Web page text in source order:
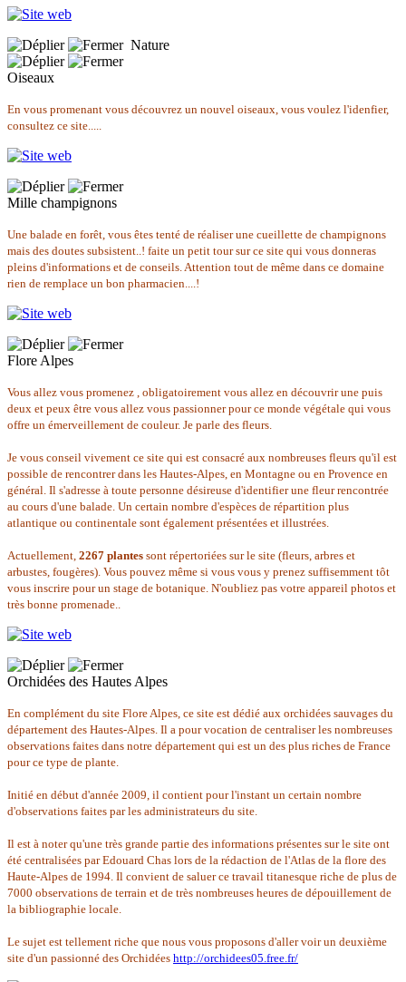
Nature
Oiseaux
En vous promenant vous découvrez un nouvel oiseaux, vous voulez l'idenfier,
consultez ce site.....
Mille champignons
Une balade en forêt, vous êtes tenté de réaliser une cueillette de champignons
mais des doutes subsistent..! faite un petit tour sur ce site qui vous donneras
pleins d'informations et de conseils. Attention tout de même dans ce domaine
rien de remplace un bon pharmacien....!
Flore Alpes
Vous allez vous promenez , obligatoirement vous allez en découvrir une puis
deux et peux être vous allez vous passionner pour ce monde végétale qui vous
offre un émerveillement de couleur. Je parle des fleurs.
Je vous conseil vivement ce site qui est consacré aux nombreuses fleurs qu'il est
possible de rencontrer dans les Hautes-Alpes, en Montagne ou en Provence en
général. Il s'adresse à toute personne désireuse d'identifier une fleur rencontrée
au cours d'une balade. Un certain nombre d'espèces de répartition plus
atlantique ou continentale sont également présentées et illustrées.
Actuellement, 2267 plantes sont répertoriées sur le site (fleurs, arbres et
arbustes, fougères). Vous pouvez même si vous vous y prenez suffisemment tôt
vous inscrire pour un stage de botanique. N'oubliez pas votre appareil photos et
très bonne promenade..
Orchidées des Hautes Alpes
En complément du site Flore Alpes, ce site est dédié aux orchidées sauvages du
département des Hautes-Alpes. Il a pour vocation de centraliser les nombreuses
observations faites dans notre département qui est un des plus riches de France
pour ce type de plante.
Initié en début d'année 2009, il contient pour l'instant un certain nombre
d'observations faites par les administrateurs du site.
Il est à noter qu'une très grande partie des informations présentes sur le site ont
été centralisées par Edouard Chas lors de la rédaction de l'Atlas de la flore des
Haute-Alpes de 1994. Il convient de saluer ce travail titanesque riche de plus de
7000 observations de terrain et de très nombreuses heures de dépouillement de
la bibliographie locale.
Le sujet est tellement riche que nous vous proposons d'aller voir un deuxième
site d'un passionné des Orchidées http://orchidees05.free.fr/